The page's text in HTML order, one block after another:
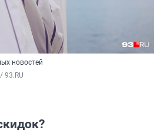
новостей
93.RU